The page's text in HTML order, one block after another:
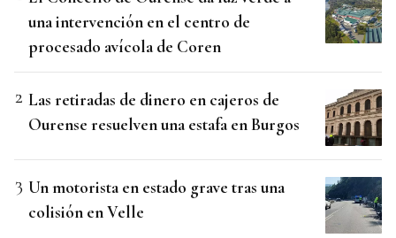
una intervención en el centro de
procesado avícola de Coren
Las retiradas de dinero en cajeros de
Ourense resuelven una estafa en Burgos
Un motorista en estado grave tras una
colisión en Velle